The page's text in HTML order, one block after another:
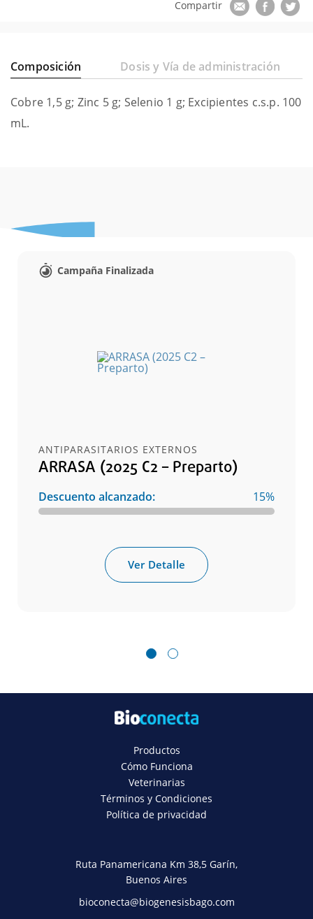
Composición Dosis y Vía de administración
Cobre 1,5 g; Zinc 5 g; Selenio 1 g; Excipientes c.s.p. 100
mL.
Campaña Finalizada
ANTIPARASITARIOS EXTERNOS
ARRASA (2025 C2 – Preparto)
Descuento alcanzado: 15%
Ver Detalle
1 2
Productos
Cómo Funciona
Veterinarias
Términos y Condiciones
Política de privacidad
Ruta Panamericana Km 38,5 Garín,
Buenos Aires
bioconecta@biogenesisbago.com